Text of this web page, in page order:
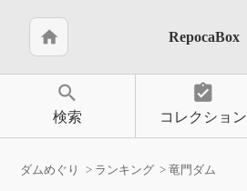
home RepocaBox
search
検索
assignment_turned_in
コレクション
ダムめぐり ランキング 竜門ダム